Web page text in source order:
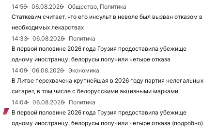
14:56
06.08.2026
Общество, Политика
Статкевич считает, что его инсульт в неволе был вызван отказом в
необходимых лекарствах
14:33
06.08.2026
Политика
В первой половине 2026 года Грузия предоставила убежище
одному иностранцу, белорусы получили четыре отказа
14:09
06.08.2026
Экономика
В Литве перехвачена крупнейшая в 2026 году партия нелегальных
сигарет, в том числе с белорусскими акцизными марками
14:04
06.08.2026
Политика
В первой половине 2026 года Грузия предоставила убежище
одному иностранцу, белорусы получили четыре отказа (подробно)